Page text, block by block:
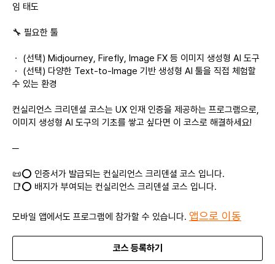
임 태도
🔧 필요한 툴
ㆍ (선택) Midjourney, Firefly, Image FX 등 이미지 생성형 AI 도구
ㆍ (선택) 다양한 Text-to-Image 기반 생성형 AI 툴을 직접 체험할
수 있는 환경
컨실리언스 크리덴셜 코스는 UX 인재 인증을 제공하는 프로그램으로,
이미지 생성형 AI 도구의 기초를 쌓고 싶다면 이 코스로 해결하세요!
─
📜⭕ 인증서가 발급되는 컨실리언스 크리덴셜 코스 입니다.
📑⭕ 배지가 부여되는 컨실리언스 크리덴셜 코스 입니다.
모바일 앱에서도 프로그램에 참가할 수 있습니다. 앱으로 이동
코스 등록하기